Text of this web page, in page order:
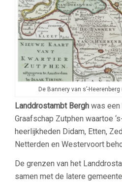
De Bannery van s’-
Landdrostambt Bergh was een
Graafschap Zutphen waartoe
heerlijkheden Didam, Etten,
Netterden en Westervoort
De grenzen van het
samen met de latere gemeente